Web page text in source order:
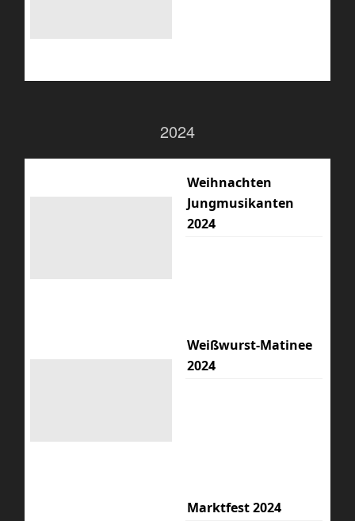
2024
Weihnachten
Jungmusikanten
2024
Weißwurst-Matinee
2024
Marktfest 2024